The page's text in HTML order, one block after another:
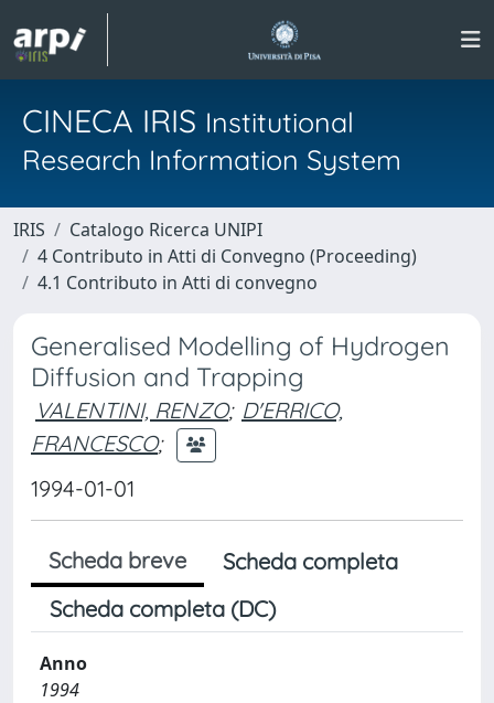
CINECA IRIS Institutional
Research Information System
IRIS
Catalogo Ricerca UNIPI
4 Contributo in Atti di Convegno (Proceeding)
4.1 Contributo in Atti di convegno
Generalised Modelling of Hydrogen
Diffusion and Trapping
VALENTINI, RENZO; D'ERRICO,
FRANCESCO;
1994-01-01
Scheda breve
Scheda completa
Scheda completa (DC)
Anno
1994